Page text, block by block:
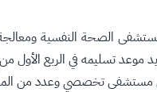
الصحة النفسية ومعالجة
تسليمه في الربع الأول
مستشفى تخصصي وعدد من